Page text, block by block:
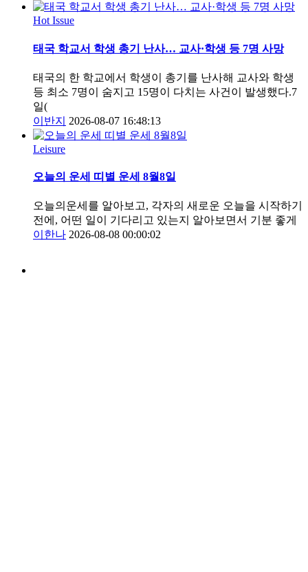
Hot Issue
태국 학교서 학생 총기 난사… 교사·학생 등 7명 사망
태국의 한 학교에서 학생이 총기를 난사해 교사와 학생
등 최소 7명이 숨지고 15명이 다치는 사건이 발생했다.7
일(
이반지
2026-08-07 16:48:13
Leisure
오늘의 운세 띠별 운세 8월8일
오늘의운세를 알아보고, 각자의 새로운 오늘을 시작하기
전에, 어떤 일이 기다리고 있는지 알아보면서 기분 좋게
이한나 2026-08-08 00:00:02